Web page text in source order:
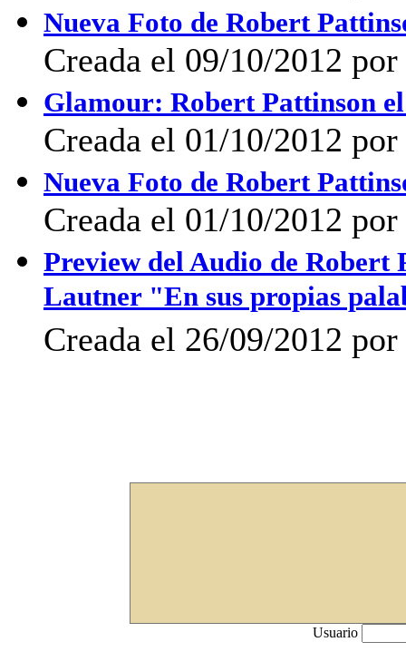
Nueva Foto de Robert
Creada el 09/10/2012
Glamour: Robert Pattinson
Creada el 01/10/2012
Nueva Foto de Robert
Creada el 01/10/2012
Preview del Audio de
Lautner "En sus propias
Creada el 26/09/2012
Usuario